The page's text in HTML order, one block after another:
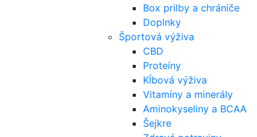
Box prilby a chrániče
Doplnky
Športová výživa
CBD
Proteíny
Kĺbová výživa
Vitamíny a minerály
Aminokyseliny a BCAA
Šejkre